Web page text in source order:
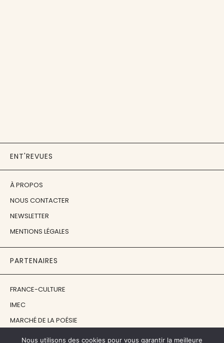
ENT'REVUES
À PROPOS
NOUS CONTACTER
NEWSLETTER
MENTIONS LÉGALES
PARTENAIRES
FRANCE-CULTURE
IMEC
MARCHÉ DE LA POÉSIE
ÉCOLE ESTIENNE
Nous utilisons des cookies pour vous garantir la meilleure